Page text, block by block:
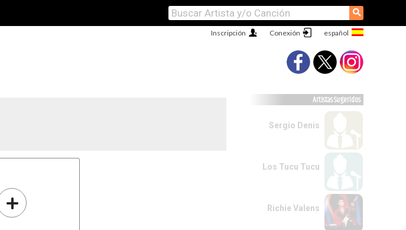
⚲
Conexión
Inscripción
+
Artistas Sugeridos
Sergio Denis
Los Tucu Tucu
Richie Valens